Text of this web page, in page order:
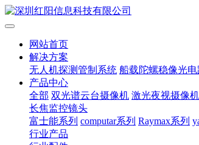
网站首页
解决方案
无人机探测管制系统 船载陀螺稳像光
产品中心
全部 双光谱云台摄像机 激光夜视摄像机
长焦监控镜头
富士能系列 computar系列 Raymax系列
行业产品